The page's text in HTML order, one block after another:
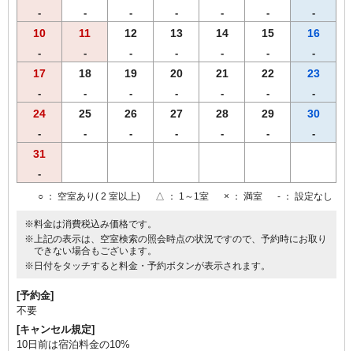
- - - - - - -
10
-
11
-
12
-
13
-
14
-
15
-
16
-
17
-
18
-
19
-
20
-
21
-
22
-
23
-
24
-
25
-
26
-
27
-
28
-
29
-
30
-
31
-
○ ： 空室あり( 2 室以上) △ ： 1～1室 × ： 満室 - ： 設定なし
※料金は消費税込み価格です。
※上記の表示は、空室検索の照会時点の状況ですので、予約時にお取り
できない場合もございます。
※日付をタッチすると料金・予約ボタンが表示されます。
[予約金]
不要
[キャンセル規定]
10日前は宿泊料金の10%